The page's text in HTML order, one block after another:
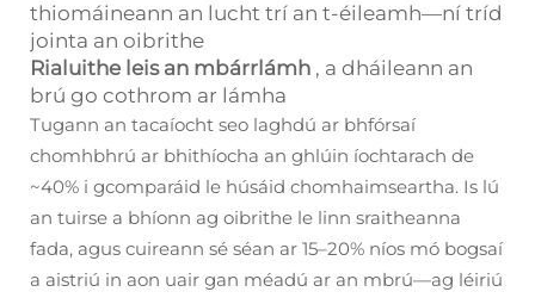
thiomáineann an lucht trí an t-éileamh—ní tríd
jointa an oibrithe
Rialuithe leis an mbárrlámh , a dháileann an
brú go cothrom ar lámha
Tugann an tacaíocht seo laghdú ar bhfórsaí
chomhbhrú ar bhithíocha an ghlúin íochtarach de
~40% i gcomparáid le húsáid chomhaimseartha. Is lú
an tuirse a bhíonn ag oibrithe le linn sraitheanna
fada, agus cuireann sé séan ar 15–20% níos mó bogsaí
a aistriú in aon uair gan méadú ar an mbrú—ag léiriú